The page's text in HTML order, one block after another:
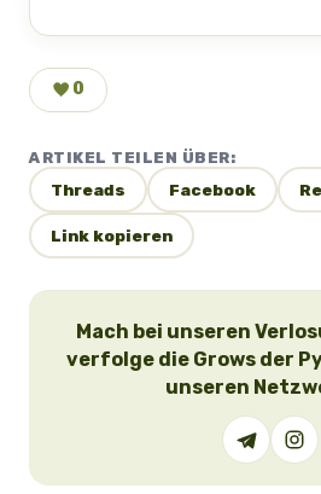
0
ARTIKEL TEILEN ÜBER:
Threads Facebook
Link kopieren
Mach bei unseren
verfolge die Grows der
unseren